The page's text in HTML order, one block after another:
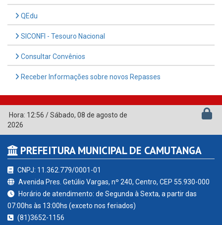
QEdu
SICONFI - Tesouro Nacional
Consultar Convênios
Receber Informações sobre novos Repasses
Hora: 12:56 /Sábado, 08 de agosto de
2026
PREFEITURA MUNICIPAL DE CAMUTANGA
CNPJ: 11.362.779/0001-01
Avenida Pres. Getúlio Vargas, nº 240, Centro, CEP 55.930-000
Horário de atendimento: de Segunda à Sexta, a partir das
07:00hs às 13:00hs (exceto nos feriados)
(81)3652-1156